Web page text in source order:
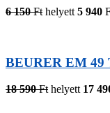
6 150 Ft helyett 5 940
BEURER EM 49
18 590 Fthelyett 17